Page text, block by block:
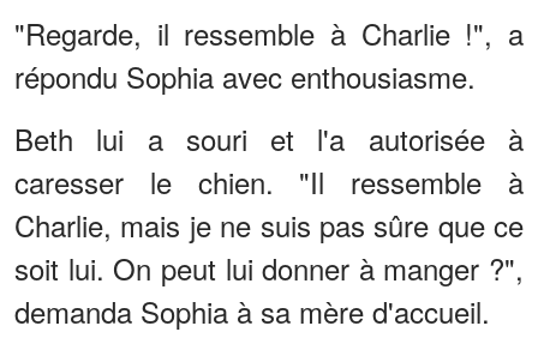
"Regarde, il ressemble à Charlie !", a
répondu Sophia avec enthousiasme.
Beth lui a souri et l'a autorisée à
caresser le chien. "Il ressemble à
Charlie, mais je ne suis pas sûre que ce
soit lui. On peut lui donner à manger ?",
demanda Sophia à sa mère d'accueil.